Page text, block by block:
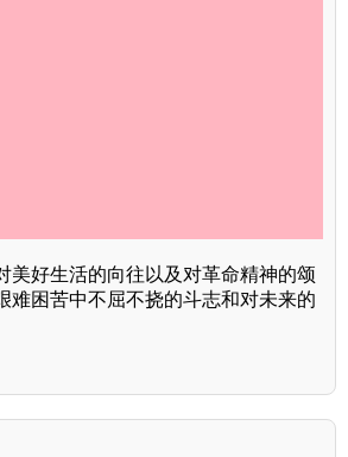
美好生活的向往以及对革命精神的颂
难困苦中不屈不挠的斗志和对未来的